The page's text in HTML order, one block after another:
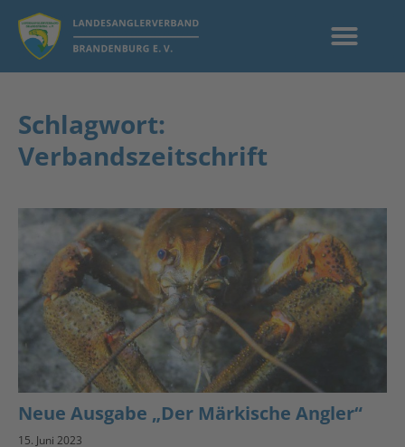
Schlagwort:
Verbandszeitschrift
Neue Ausgabe „Der Märkische Angler“
15. Juni 2023